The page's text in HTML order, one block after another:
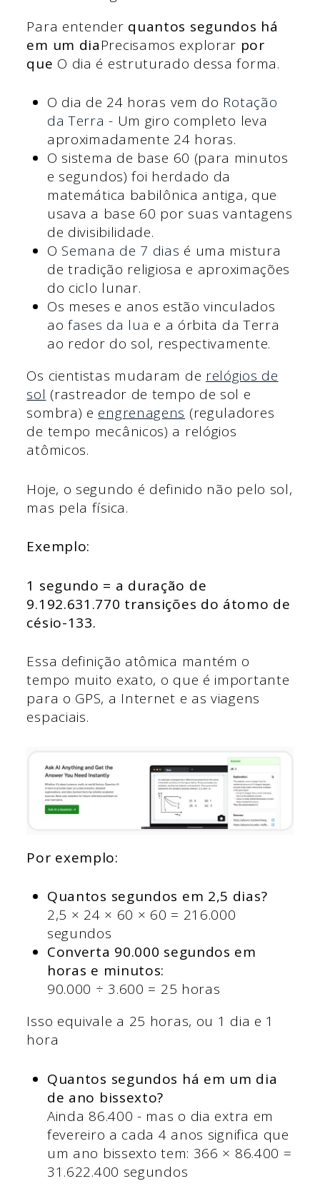
Para entender quantos segundos há
em um diaPrecisamos explorar por
que O dia é estruturado dessa forma.
O dia de 24 horas vem do Rotação
da Terra - Um giro completo leva
aproximadamente 24 horas.
O sistema de base 60 (para minutos
e segundos) foi herdado da
matemática babilônica antiga, que
usava a base 60 por suas vantagens
de divisibilidade.
O Semana de 7 dias é uma mistura
de tradição religiosa e aproximações
do ciclo lunar.
Os meses e anos estão vinculados
aofases da lua e a órbita da Terra
ao redor do sol, respectivamente.
Os cientistas mudaram de relógios de
sol (rastreador de tempo de sol e
sombra) e engrenagens (reguladores
de tempo mecânicos) a relógios
atômicos.
Hoje, o segundo é definido não pelo sol,
mas pela física.
Exemplo:
1 segundo = a duração de
9.192.631.770 transições do átomo de
césio-133.
Essa definição atômica mantém o
tempo muito exato, o que é importante
para o GPS, a Internet e as viagens
espaciais.
Por exemplo:
Quantos segundos em 2,5 dias?
2,5 × 24 × 60 × 60 = 216.000
segundos
Converta 90.000 segundos em
horas e minutos:
90.000 ÷ 3.600 = 25 horas
Isso equivale a 25 horas, ou 1 dia e 1
hora
Quantos segundos há em um dia
de ano bissexto?
Ainda 86.400 - mas o dia extra em
fevereiro a cada 4 anos significa que
um ano bissexto tem: 366 × 86.400 =
31.622.400 segundos